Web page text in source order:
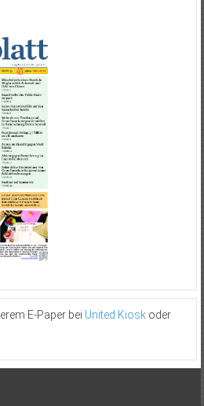
E-Paper bei United Kioskoder